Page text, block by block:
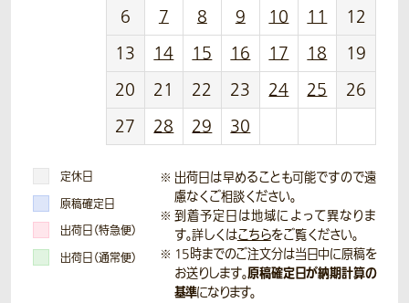
6
7 8 9 10 11
12
13
14 15 16 17 18
19
20
21 22 23 24 25
26
27
28 29 30
定休日
原稿確定日
出荷日（特急便）
出荷日（通常便）
出荷日は早めることも可能ですので遠
慮なくご相談ください。
到着予定日は地域によって異なりま
す。詳しくはこちらをご覧ください。
15時までのご注文分は当日中に原稿を
お送りします。原稿確定日が納期計算の
基準になります。